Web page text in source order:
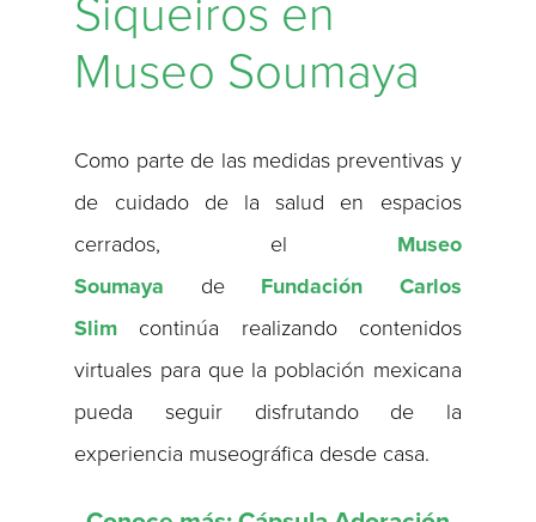
Siqueiros en
Museo Soumaya
Como parte de las medidas preventivas y
de cuidado de la salud en espacios
cerrados, el Museo
Soumaya de Fundación Carlos
Slim continúa realizando contenidos
virtuales para que la población mexicana
pueda seguir disfrutando de la
experiencia museográfica desde casa.